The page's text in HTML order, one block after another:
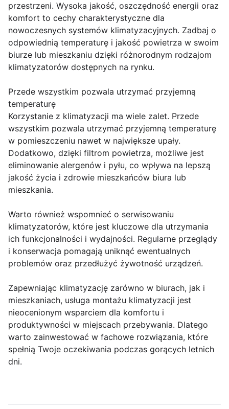
przestrzeni. Wysoka jakość, oszczędność energii oraz
komfort to cechy charakterystyczne dla
nowoczesnych systemów klimatyzacyjnych. Zadbaj o
odpowiednią temperaturę i jakość powietrza w swoim
biurze lub mieszkaniu dzięki różnorodnym rodzajom
klimatyzatorów dostępnych na rynku.
Przede wszystkim pozwala utrzymać przyjemną
temperaturę
Korzystanie z klimatyzacji ma wiele zalet. Przede
wszystkim pozwala utrzymać przyjemną temperaturę
w pomieszczeniu nawet w największe upały.
Dodatkowo, dzięki filtrom powietrza, możliwe jest
eliminowanie alergenów i pyłu, co wpływa na lepszą
jakość życia i zdrowie mieszkańców biura lub
mieszkania.
Warto również wspomnieć o serwisowaniu
klimatyzatorów, które jest kluczowe dla utrzymania
ich funkcjonalności i wydajności. Regularne przeglądy
i konserwacja pomagają uniknąć ewentualnych
problemów oraz przedłużyć żywotność urządzeń.
Zapewniając klimatyzację zarówno w biurach, jak i
mieszkaniach, usługa montażu klimatyzacji jest
nieocenionym wsparciem dla komfortu i
produktywności w miejscach przebywania. Dlatego
warto zainwestować w fachowe rozwiązania, które
spełnią Twoje oczekiwania podczas gorących letnich
dni.